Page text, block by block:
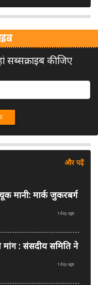
सब्सक्राइब कीजिए
और पढ़ें
मानी: मार्क जुकरबर्ग
1 day ago
मांग : संसदीय समिति ने
1 day ago